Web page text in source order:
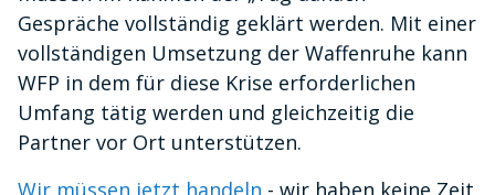
Gespräche vollständig geklärt werden. Mit einer
vollständigen Umsetzung der Waffenruhe kann
WFP in dem für diese Krise erforderlichen
Umfang tätig werden und gleichzeitig die
Partner vor Ort unterstützen.
Wir müssen jetzt handeln - wir haben keine Zeit